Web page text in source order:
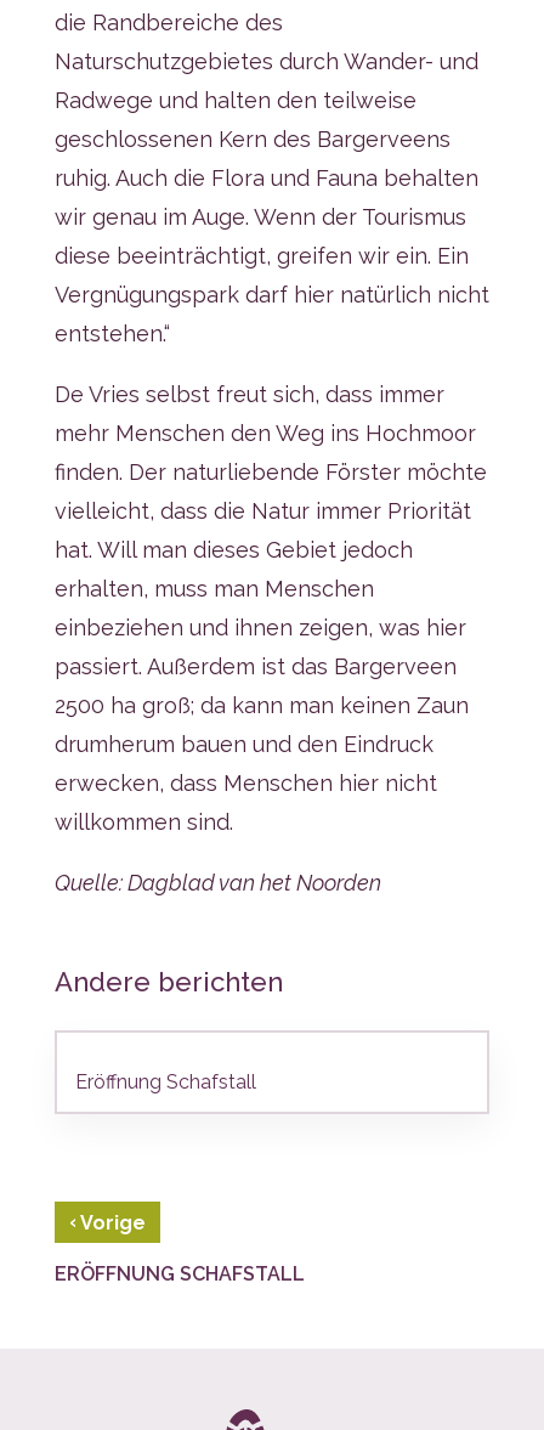
die Randbereiche des
Naturschutzgebietes durch Wander- und
Radwege und halten den teilweise
geschlossenen Kern des Bargerveens
ruhig. Auch die Flora und Fauna behalten
wir genau im Auge. Wenn der Tourismus
diese beeinträchtigt, greifen wir ein. Ein
Vergnügungspark darf hier natürlich nicht
entstehen.“
De Vries selbst freut sich, dass immer
mehr Menschen den Weg ins Hochmoor
finden. Der naturliebende Förster möchte
vielleicht, dass die Natur immer Priorität
hat. Will man dieses Gebiet jedoch
erhalten, muss man Menschen
einbeziehen und ihnen zeigen, was hier
passiert. Außerdem ist das Bargerveen
2500 ha groß; da kann man keinen Zaun
drumherum bauen und den Eindruck
erwecken, dass Menschen hier nicht
willkommen sind.
Quelle: Dagblad van het Noorden
Andere berichten
Eröffnung Schafstall
‹ Vorige
ERÖFFNUNG SCHAFSTALL